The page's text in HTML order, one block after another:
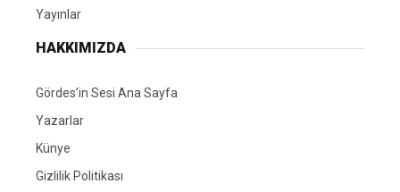
Yayınlar
HAKKIMIZDA
Gördes’in Sesi Ana Sayfa
Yazarlar
Künye
Gizlilik Politikası